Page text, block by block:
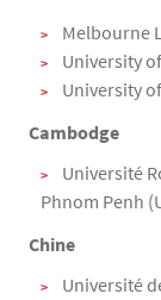
Melbourne
University
University
Cambodge
Université
Phnom Penh
Chine
Université